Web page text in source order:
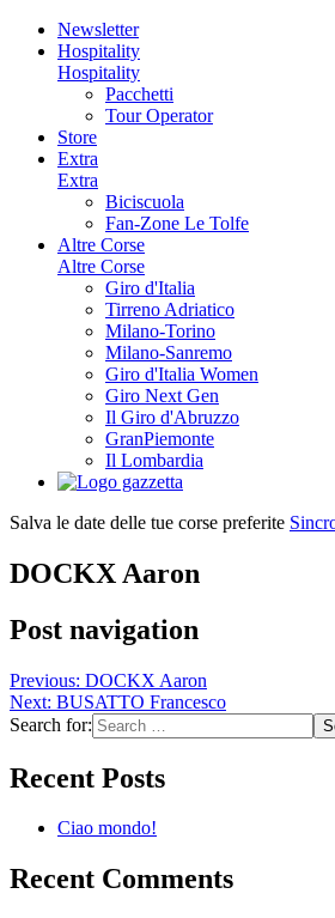
Newsletter
Hospitality
Hospitality
Pacchetti
Tour Operator
Store
Extra
Extra
Biciscuola
Fan-Zone Le Tolfe
Altre Corse
Altre Corse
Giro d'Italia
Tirreno Adriatico
Milano-Torino
Milano-Sanremo
Giro d'Italia Women
Giro Next Gen
Il Giro d'Abruzzo
GranPiemonte
Il Lombardia
Salva le date delle tue corse preferite
DOCKX Aaron
Post navigation
Previous: DOCKX Aaron
Next: BUSATTO Francesco
Search for:
Recent Posts
Ciao mondo!
Recent Comments